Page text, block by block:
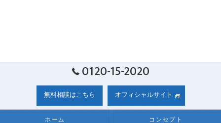
0120-15-2020
無料相談はこちら オフィシャルサイト
ホーム コンセプト